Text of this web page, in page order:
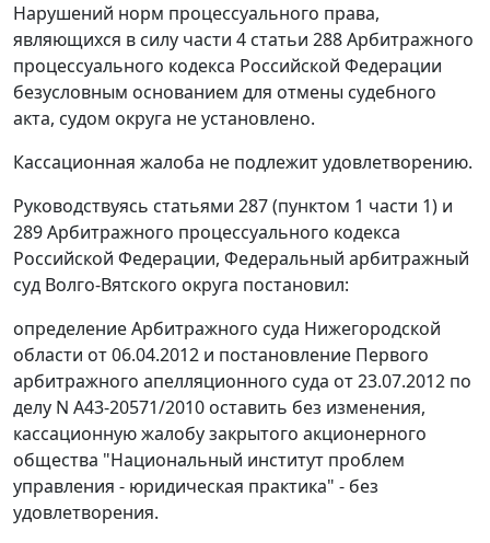
Нарушений норм процессуального права,
являющихся в силу части 4 статьи 288Арбитражного
процессуального кодекса Российской Федерации
безусловным основанием для отмены судебного
акта, судом округа не установлено.
Кассационная жалоба не подлежит удовлетворению.
Руководствуясь статьями 287 (пунктом 1 части 1) и
289Арбитражного процессуального кодекса
Российской Федерации, Федеральный арбитражный
суд Волго-Вятского округа постановил:
определение Арбитражного суда Нижегородской
области от 06.04.2012 и постановление Первого
арбитражного апелляционного суда от 23.07.2012 по
делу N А43-20571/2010 оставить без изменения,
кассационную жалобу закрытого акционерного
общества "Национальный институт проблем
управления - юридическая практика" - без
удовлетворения.